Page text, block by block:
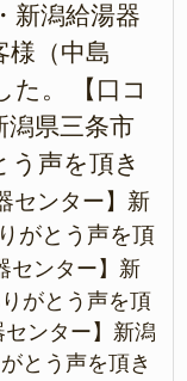
新潟給湯器
様（中島
。
【口コ
潟県三条市
う声を頂き
センター】新
がとう声を頂
センター】新
がとう声を頂
センター】新潟
とう声を頂き